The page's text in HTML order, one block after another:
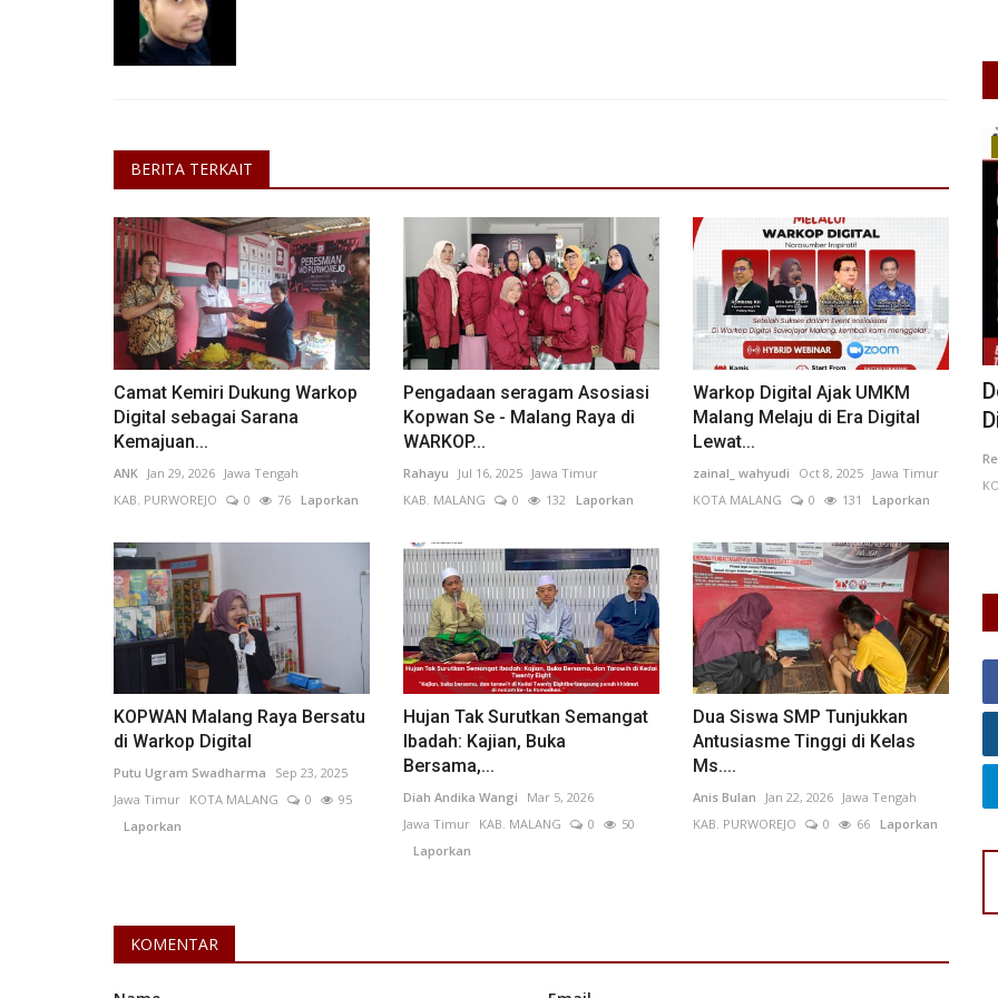
BERITA TERKAIT
Camat Kemiri Dukung Warkop
Digital sebagai Sarana
Kemajuan...
ANK Jan 29, 2026 Jawa Tengah
KAB. PURWOREJO
0 76 Laporkan
Pengadaan seragam Asosiasi
Kopwan Se - Malang Raya di
WARKOP...
Rahayu Jul 16, 2025
Jawa Timur
KAB. MALANG
0 132 Laporkan
Warkop Digital Ajak UMKM
Malang Melaju di Era Digital
Lewat...
zainal_ wahyudi Oct 8, 2025
Jawa Timur
KOTA MALANG
0 131 Laporkan
KOPWAN Malang Raya Bersatu
di Warkop Digital
Putu Ugram Swadharma
Sep 23, 2025
Jawa Timur KOTA MALANG 0
95
Laporkan
Hujan Tak Surutkan Semangat
Ibadah: Kajian, Buka
Bersama,...
Diah Andika Wangi
Mar 5, 2026
Jawa Timur
KAB. MALANG 0
50
Laporkan
Dua Siswa SMP Tunjukkan
Antusiasme Tinggi di Kelas
Ms....
Anis Bulan Jan 22, 2026
Jawa Tengah
KAB. PURWOREJO
0 66Laporkan
KOMENTAR
Ekonomi
Selaras Sekolah Lapang Agribisnis
Holtikultura, Dorong...
Laporkan
Dosen UGM Layangkan Somasi Usai
Diduga Diintimidasi karena...
KOTA ADM. JAKARTA SELATAN
Laporkan